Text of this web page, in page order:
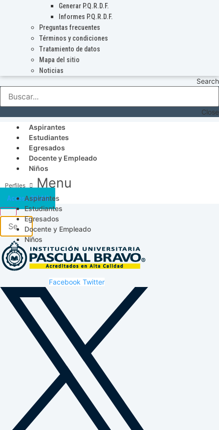
Generar P.Q.R.D.F.
Informes P.Q.R.D.F.
Preguntas frecuentes
Términos y condiciones
Tratamiento de datos
Mapa del sitio
Noticias
Search
Close
Aspirantes
Estudiantes
Egresados
Docente y Empleado
Niños
Menu
Aspirantes
Estudiantes
Egresados
Docente y Empleado
Niños
Acceso SICAU
Facebook Twitter